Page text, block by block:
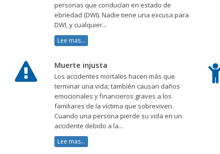
personas que conducían en estado de
ebriedad (DWI). Nadie tiene una excusa para
DWI, y cualquier...
Lee mas...
Muerte injusta
Los accidentes mortales hacen más que
terminar una vida; también causan daños
emocionales y financieros graves a los
familiares de la víctima que sobreviven.
Cuando una persona pierde su vida en un
accidente debido a la...
Lee mas...